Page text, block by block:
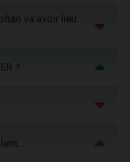
va avoir lieu
?